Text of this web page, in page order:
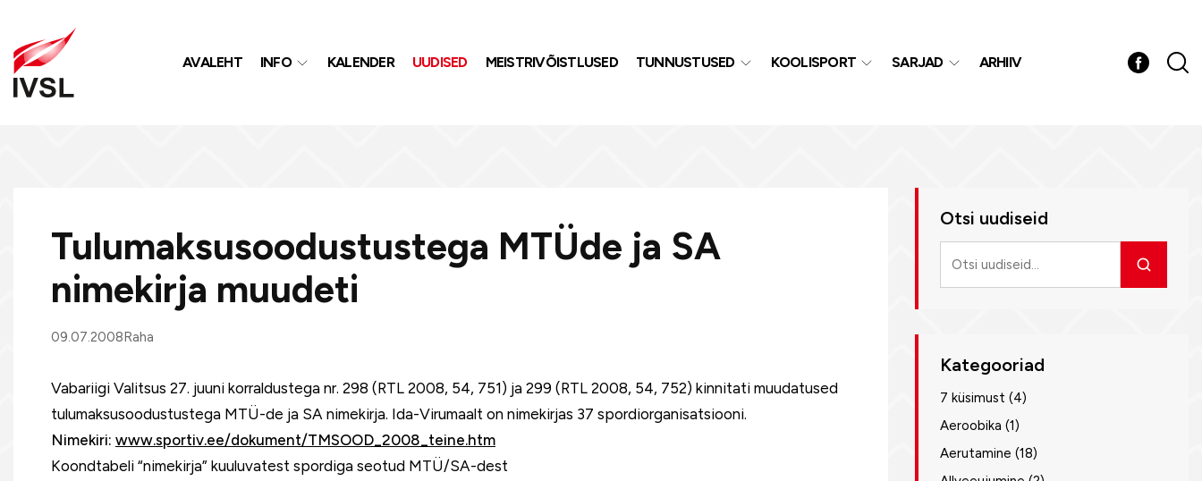
AVALEHT INFO KALENDER UUDISED MEISTRIVÕISTLUSED TUNNUSTUSED KOOLISPORT SARJAD ARHIIV
Tulumaksusoodustustega MTÜde ja SA
nimekirja muudeti
09.07.2008Raha
Vabariigi Valitsus 27. juuni korraldustega nr. 298 (RTL 2008, 54, 751) ja 299 (RTL 2008, 54, 752) kinnitati muudatused
tulumaksusoodustustega MTÜ-de ja SA nimekirja. Ida-Virumaalt on nimekirjas 37 spordiorganisatsiooni.
Nimekiri: www.sportiv.ee/dokument/TMSOOD_2008_teine.htm
Koondtabeli “nimekirja” kuuluvatest spordiga seotud MTÜ/SA-dest
Otsi uudiseid
uudiseid
Kategooriad
7 küsimust (4)
Aeroobika (1)
Aerutamine (18)